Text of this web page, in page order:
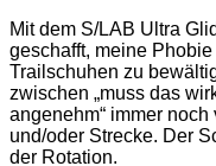
Mit dem S/LAB Ultra
geschafft, meine
Trailschuhen zu
zwischen „muss das
angenehm“ immer
und/oder Strecke. Der
der Rotation.